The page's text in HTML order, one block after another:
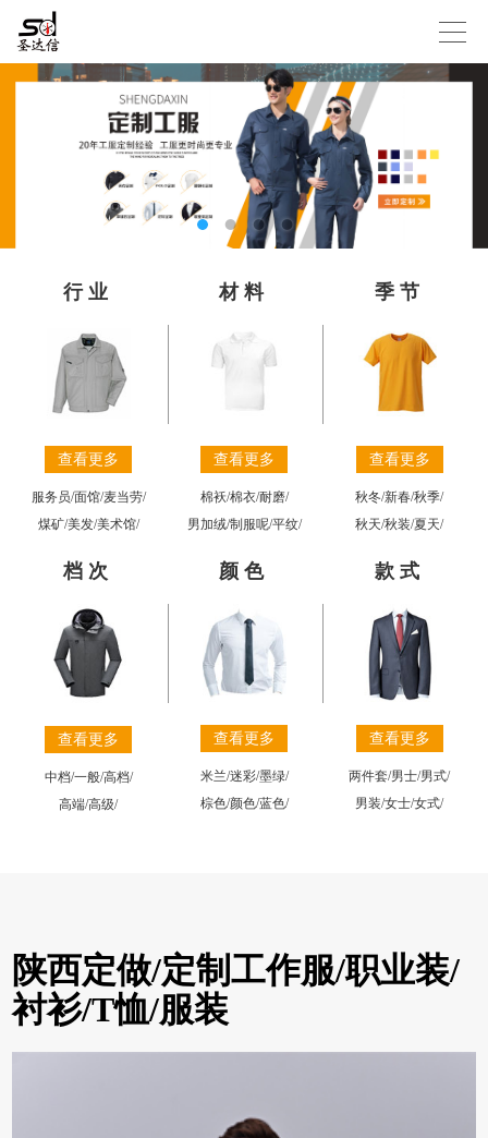
行业
查看更多
服务员/面馆/麦当劳/
煤矿/美发/美术馆/
材料
查看更多
棉袄/棉衣/耐磨/
男加绒/制服呢/平纹/
季节
查看更多
秋冬/新春/秋季/
秋天/秋装/夏天/
档次
查看更多
中档/一般/高档/
高端/高级/
颜色
查看更多
米兰/迷彩/墨绿/
棕色/颜色/蓝色/
款式
查看更多
两件套/男士/男式/
男装/女士/女式/
陕西定做/定制工作服/职业装/
衬衫/T恤/服装